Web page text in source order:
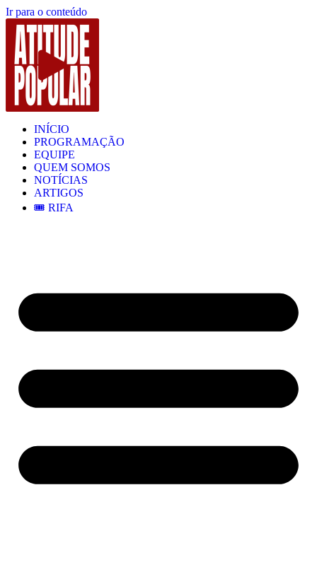
Ir para o conteúdo
INÍCIO
PROGRAMAÇÃO
EQUIPE
QUEM SOMOS
NOTÍCIAS
ARTIGOS
🎟️ RIFA